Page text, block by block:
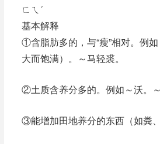
ㄈㄟˊ
基本解释
①含脂肪多的，与“瘦”相对。例
大而饱满）。～马轻裘。
②土质含养分多的。例如～沃。
③能增加田地养分的东西（如粪